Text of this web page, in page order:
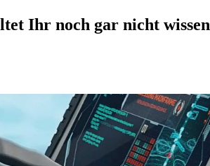
Ihr noch gar nicht wissen